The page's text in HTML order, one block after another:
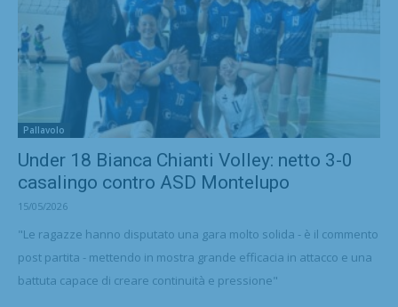
Pallavolo
Under 18 Bianca Chianti Volley: netto 3-0
casalingo contro ASD Montelupo
15/05/2026
"Le ragazze hanno disputato una gara molto solida - è il commento
post partita - mettendo in mostra grande efficacia in attacco e una
battuta capace di creare continuità e pressione"